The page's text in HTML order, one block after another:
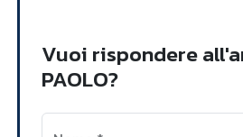
Vuoi rispondere
PAOLO?